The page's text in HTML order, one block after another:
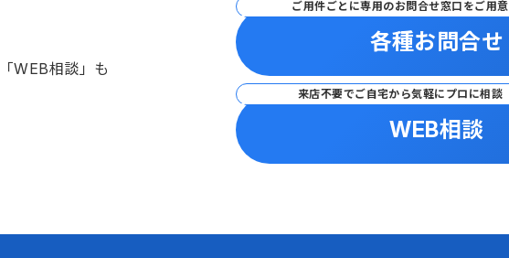
WEB相談」も
ご用件ごとに専用のお問合せ窓口をご用意
各種お問合せ
来店不要でご自宅から気軽にプロに相談
WEB相談